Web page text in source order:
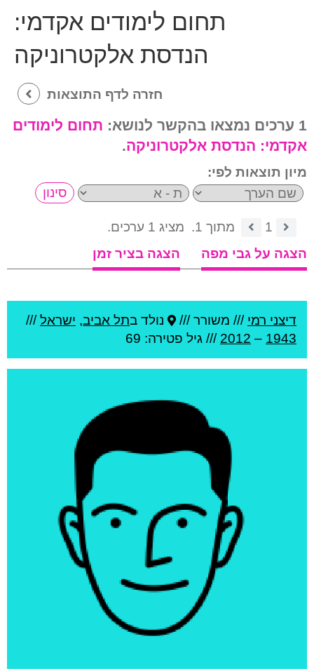
תחום לימודים אקדמי:
הנדסת אלקטרוניקה
חזרה לדף התוצאות
1 ערכים נמצאו בהקשר לנושא:
תחום לימודים
אקדמי: הנדסת אלקטרוניקה.
מיון תוצאות לפי:
1 מתוך 1.
מציג 1 ערכים.
הצגה על גבי מפה
הצגה בציר זמן
דיצני רמי /// משורר /// נולד בתל אביב, ישראל///
1943
–
2012 /// גיל פטירה: 69